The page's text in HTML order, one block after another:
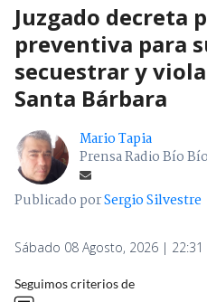
Juzgado decreta
preventiva para
secuestrar y
Santa Bárbara
Mario Tapia
Prensa Radio Bío
Publicado porSergio Silvestre
Sábado 08 Agosto, 2026 | 22:31
Seguimos criterios de